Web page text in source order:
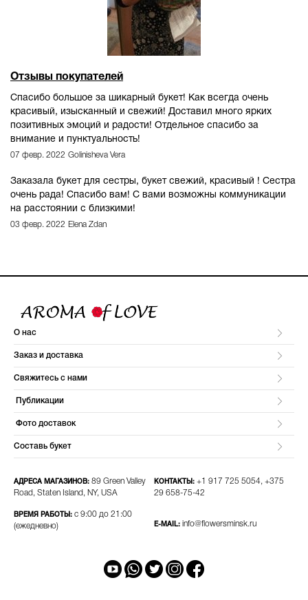
Отзывы покупателей
Спасибо большое за шикарный букет! Как всегда очень
красивый, изысканный и свежий! Доставил много ярких
позитивных эмоций и радости! Отдельное спасибо за
внимание и пунктуальность!
07 февр. 2022 Golinisheva Vera
Заказала букет для сестры, букет свежий, красивый ! Сестра
очень рада! Спасибо вам! С вами возможны коммуникации
на расстоянии с близкими!
03 февр. 2022 Elena Zdan
О нас
Заказ и доставка
Свяжитесь с нами
Публикации
Фото доставок
Составь букет
АДРЕСА МАГАЗИНОВ: 89 Green Valley
Road, Staten Island, NY, USA
ВРЕМЯ РАБОТЫ: с 9:00 до 21:00
(ежедневно)
КОНТАКТЫ: +1 917 725 5054, +375
29 658-75-42​
E-MAIL: info@flowersminsk.ru